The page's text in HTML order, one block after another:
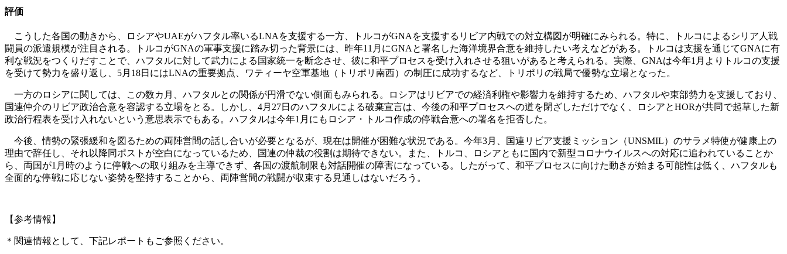
評価
こうした各国の動きから、ロシアやUAEがハフタル率いるLNAを支援する一方、トルコがGNAを支援するリビア内戦での対立構図が明確にみられる。特に、トルコによるシリア人戦
闘員の派遣規模が注目される。トルコがGNAの軍事支援に踏み切った背景には、昨年11月にGNAと署名した海洋境界合意を維持したい考えなどがある。トルコは支援を通じてGNAに有
利な戦況をつくりだすことで、ハフタルに対して武力による国家統一を断念させ、彼に和平プロセスを受け入れさせる狙いがあると考えられる。実際、GNAは今年1月よりトルコの支援
を受けて勢力を盛り返し、5月18日にはLNAの重要拠点、ワティーヤ空軍基地（トリポリ南西）の制圧に成功するなど、トリポリの戦局で優勢な立場となった。
一方のロシアに関しては、この数カ月、ハフタルとの関係が円滑でない側面もみられる。ロシアはリビアでの経済利権や影響力を維持するため、ハフタルや東部勢力を支援しており、
国連仲介のリビア政治合意を容認する立場をとる。しかし、4月27日のハフタルによる破棄宣言は、今後の和平プロセスへの道を閉ざしただけでなく、ロシアとHORが共同で起草した新
政治行程表を受け入れないという意思表示でもある。ハフタルは今年1月にもロシア・トルコ作成の停戦合意への署名を拒否した。
今後、情勢の緊張緩和を図るための両陣営間の話し合いが必要となるが、現在は開催が困難な状況である。今年3月、国連リビア支援ミッション（UNSMIL）のサラメ特使が健康上の
理由で辞任し、それ以降同ポストが空白になっているため、国連の仲裁の役割は期待できない。また、トルコ、ロシアともに国内で新型コロナウイルスへの対応に追われていることか
ら、両国が1月時のように停戦への取り組みを主導できず、各国の渡航制限も対話開催の障害になっている。したがって、和平プロセスに向けた動きが始まる可能性は低く、ハフタルも
全面的な停戦に応じない姿勢を堅持することから、両陣営間の戦闘が収束する見通しはないだろう。
【参考情報】
＊関連情報として、下記レポートもご参照ください。